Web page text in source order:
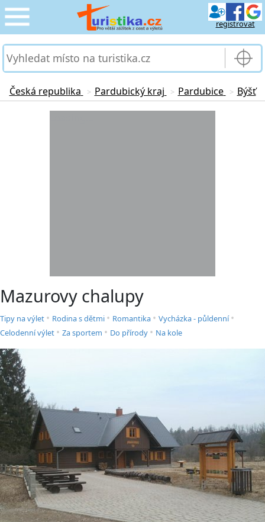
registrovat
CESTOVÁNÍ
SLUŽBY & DOPRAVA
PRO TURISTY
Česká republika > Pardubický kraj > Pardubice > Býšť
Mazurovy chalupy
Tipy na výlet • Rodina s dětmi • Romantika • Vycházka - půldenní•
Celodenní výlet • Za sportem • Do přírody • Na kole